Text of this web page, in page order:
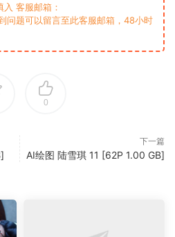
客服邮箱：
问题可以留言至此客服邮箱，48小时
0
下一篇
AI绘图 陆雪琪 11 [62P 1.00 GB]